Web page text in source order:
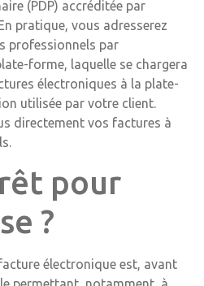
(PDP) accréditée par
pratique, vous adresserez
professionnels par
forme, laquelle se chargera
électroniques à la plate-
utilisée par votre client.
directement vos factures à
pour
?
électronique est, avant